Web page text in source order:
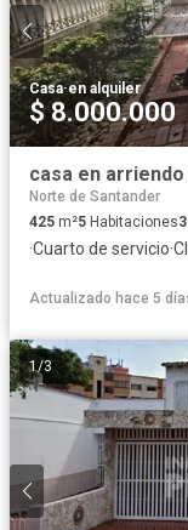
Casa·en alquiler
$ 8.000.000
casa en
Norte de Santander
425 m²5 Habitaciones3
·Cuarto de servicio·
Actualizado hace 5
1/3